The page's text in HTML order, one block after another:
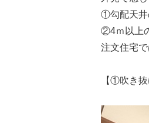
①勾配天井
②4ｍ以上
注文住宅
【①吹き抜